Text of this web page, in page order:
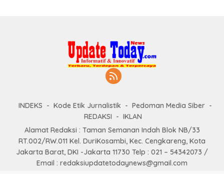
INDEKS Kode Etik Jurnalistik
Pedoman Media Siber
REDAKSI
IKLAN
Alamat Redaksi : Taman Semanan Indah Blok NB/33
RT.002/RW.011 Kel. DuriKosambi, Kec. Cengkareng, Kota
Jakarta Barat, DKI -Jakarta 11730 Telp : 021 – 54342073 /
Email : redaksiupdatetodaynews@gmail.com